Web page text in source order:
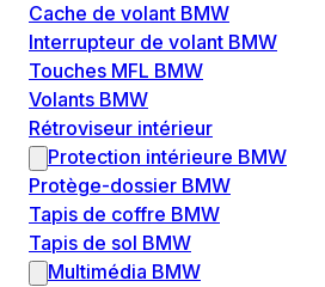
Cache de volant BMW
Interrupteur de volant BMW
Touches MFL BMW
Volants BMW
Rétroviseur intérieur
Protection intérieure BMW
Protège-dossier BMW
Tapis de coffre BMW
Tapis de sol BMW
Multimédia BMW